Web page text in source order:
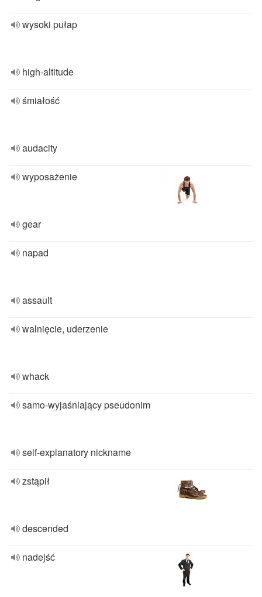
wysoki pułap
high-altitude
śmiałość
audacity
wyposażenie
gear
napad
assault
walnięcie, uderzenie
whack
samo-wyjaśniający pseudonim
self-explanatory nickname
zstąpił
descended
nadejść